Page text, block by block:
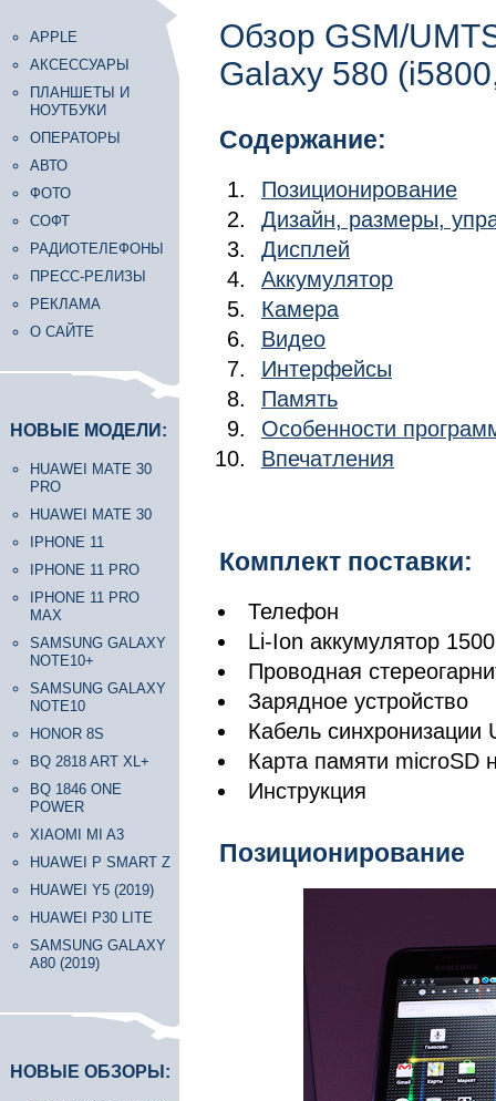
APPLE
АКСЕССУАРЫ
ПЛАНШЕТЫ И
НОУТБУКИ
ОПЕРАТОРЫ
АВТО
ФОТО
СОФТ
РАДИОТЕЛЕФОНЫ
ПРЕСС-РЕЛИЗЫ
РЕКЛАМА
О САЙТЕ
НОВЫЕ МОДЕЛИ:
HUAWEI MATE 30
PRO
HUAWEI MATE 30
IPHONE 11
IPHONE 11 PRO
IPHONE 11 PRO
MAX
SAMSUNG GALAXY
NOTE10+
SAMSUNG GALAXY
NOTE10
HONOR 8S
BQ 2818 ART XL+
BQ 1846 ONE
POWER
XIAOMI MI A3
HUAWEI P SMART Z
HUAWEI Y5 (2019)
HUAWEI P30 LITE
SAMSUNG GALAXY
A80 (2019)
НОВЫЕ ОБЗОРЫ:
Обзор GSM/
Galaxy 580
Содержание:
Позиционирование
Дизайн, размеры,
Дисплей
Аккумулятор
Камера
Видео
Интерфейсы
Память
Особенности
Впечатления
Комплект поставки:
Телефон
Li-Ion аккумулятор
Проводная
Зарядное устройство
Кабель синхронизации
Карта памяти microSD
Инструкция
Позиционирование